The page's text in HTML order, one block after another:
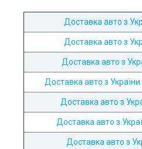
Доставка авто з
Доставка авто з
Доставка авто з
Доставка авто з України
Доставка авто з
Доставка авто з
Доставка авто з